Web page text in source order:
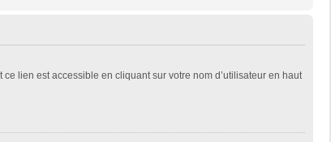
lien est accessible en cliquant sur votre nom d’utilisateur en haut